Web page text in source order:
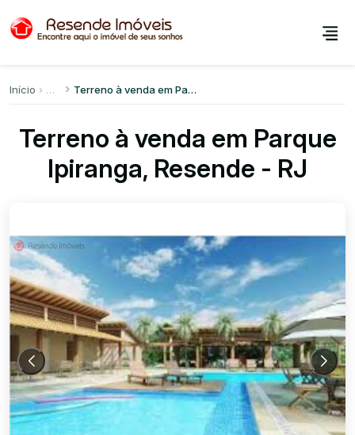
Início Terreno à venda em Parque Ipiranga
Terreno à venda em Parque
Ipiranga, Resende - RJ